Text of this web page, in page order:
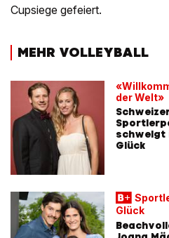
Cupsiege gefeiert.
MEHR VOLLEYBALL
der Welt»
schwelgt
Glück
Glück